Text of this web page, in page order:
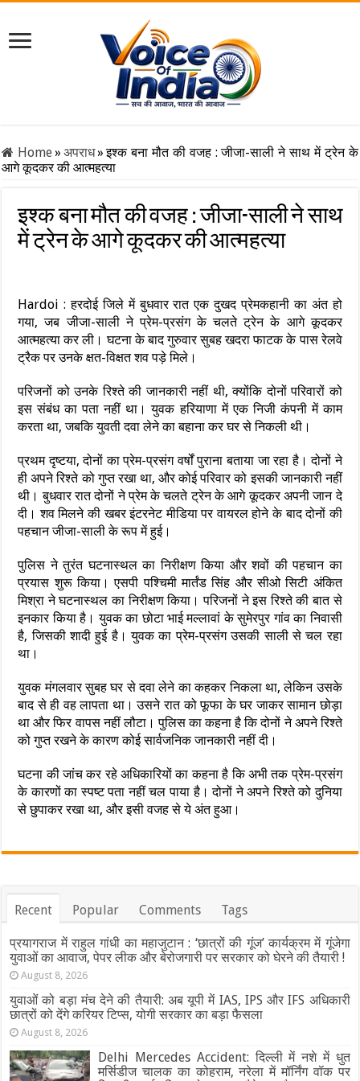
Home» अपराध» इश्क बना मौत की वजह : जीजा-साली ने साथ में ट्रेन के
आगे कूदकर की आत्महत्या
इश्क बना मौत की वजह : जीजा-साली ने साथ
में ट्रेन के आगे कूदकर की आत्महत्या
Hardoi : हरदोई जिले में बुधवार रात एक दुखद प्रेमकहानी का अंत हो
गया, जब जीजा-साली ने प्रेम-प्रसंग के चलते ट्रेन के आगे कूदकर
आत्महत्या कर ली। घटना के बाद गुरुवार सुबह खदरा फाटक के पास रेलवे
ट्रैक पर उनके क्षत-विक्षत शव पड़े मिले।
परिजनों को उनके रिश्ते की जानकारी नहीं थी, क्योंकि दोनों परिवारों को
इस संबंध का पता नहीं था। युवक हरियाणा में एक निजी कंपनी में काम
करता था, जबकि युवती दवा लेने का बहाना कर घर से निकली थी।
प्रथम दृष्टया, दोनों का प्रेम-प्रसंग वर्षों पुराना बताया जा रहा है। दोनों ने
ही अपने रिश्ते को गुप्त रखा था, और कोई परिवार को इसकी जानकारी नहीं
थी। बुधवार रात दोनों ने प्रेम के चलते ट्रेन के आगे कूदकर अपनी जान दे
दी। शव मिलने की खबर इंटरनेट मीडिया पर वायरल होने के बाद दोनों की
पहचान जीजा-साली के रूप में हुई।
पुलिस ने तुरंत घटनास्थल का निरीक्षण किया और शवों की पहचान का
प्रयास शुरू किया। एसपी पश्चिमी मार्तंड सिंह और सीओ सिटी अंकित
मिश्रा ने घटनास्थल का निरीक्षण किया। परिजनों ने इस रिश्ते की बात से
इनकार किया है। युवक का छोटा भाई मल्लावां के सुमेरपुर गांव का निवासी
है, जिसकी शादी हुई है। युवक का प्रेम-प्रसंग उसकी साली से चल रहा
था।
युवक मंगलवार सुबह घर से दवा लेने का कहकर निकला था, लेकिन उसके
बाद से ही वह लापता था। उसने रात को फूफा के घर जाकर सामान छोड़ा
था और फिर वापस नहीं लौटा। पुलिस का कहना है कि दोनों ने अपने रिश्ते
को गुप्त रखने के कारण कोई सार्वजनिक जानकारी नहीं दी।
घटना की जांच कर रहे अधिकारियों का कहना है कि अभी तक प्रेम-प्रसंग
के कारणों का स्पष्ट पता नहीं चल पाया है। दोनों ने अपने रिश्ते को दुनिया
से छुपाकर रखा था, और इसी वजह से ये अंत हुआ।
Recent Popular Comments Tags
प्रयागराज में राहुल गांधी का महाजुटान : ‘छात्रों की गूंज’ कार्यक्रम में गूंजेगा
युवाओं का आवाज, पेपर लीक और बेरोजगारी पर सरकार को घेरने की तैयारी !
August 8, 2026
युवाओं को बड़ा मंच देने की तैयारी: अब यूपी में IAS, IPS और IFS अधिकारी
छात्रों को देंगे करियर टिप्स, योगी सरकार का बड़ा फैसला
August 8, 2026
Delhi Mercedes Accident: दिल्ली में नशे में धुत
मर्सिडीज चालक का कोहराम, नरेला में मॉर्निंग वॉक पर